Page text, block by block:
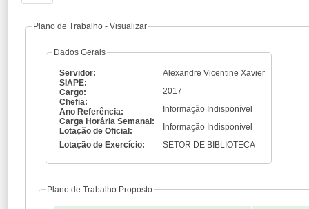
Portal do Candidato
Autenticar Documento
Plano de Trabalho - Visualizar
Dados Gerais
Servidor:
SIAPE:
Cargo:
Chefia:
Alexandre Vicentine Xavier
Ano Referência:
2017
Carga Horária Semanal:
Informação Indisponível
Lotação de Oficial:
Informação Indisponível
Lotação de Exercício:
SETOR DE BIBLIOTECA
Plano de Trabalho Proposto